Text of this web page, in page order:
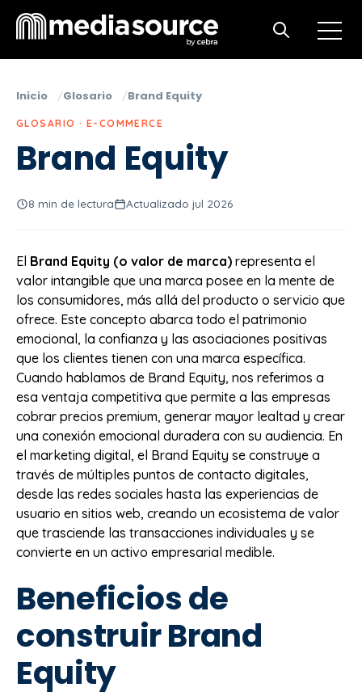
Open
Open search
Inicio Glosario Brand Equity
GLOSARIO · E-COMMERCE
Brand Equity
8 min de lectura Actualizado jul 2026
El Brand Equity (o valor de marca) representa el
valor intangible que una marca posee en la mente de
los consumidores, más allá del producto o servicio que
ofrece. Este concepto abarca todo el patrimonio
emocional, la confianza y las asociaciones positivas
que los clientes tienen con una marca específica.
Cuando hablamos de Brand Equity, nos referimos a
esa ventaja competitiva que permite a las empresas
cobrar precios premium, generar mayor lealtad y crear
una conexión emocional duradera con su audiencia. En
el marketing digital, el Brand Equity se construye a
través de múltiples puntos de contacto digitales,
desde las redes sociales hasta las experiencias de
usuario en sitios web, creando un ecosistema de valor
que trasciende las transacciones individuales y se
convierte en un activo empresarial medible.
Beneficios de
construir Brand
Equity